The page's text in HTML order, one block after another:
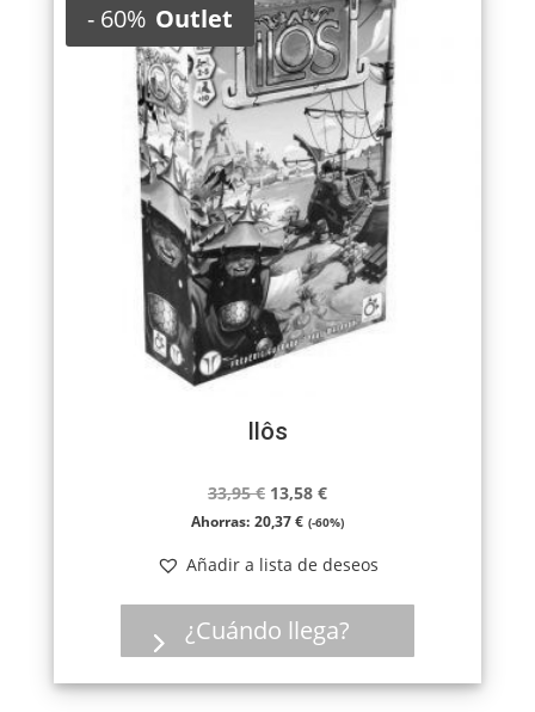
-60% Outlet
Ilôs
33,95€ El
precio
era:
33,95 €.
13,58 €El
precio
es:
13,58 €.
Ahorras: 20,37€ (-60%)
Añadir a lista de deseos
¿Cuándo llega?